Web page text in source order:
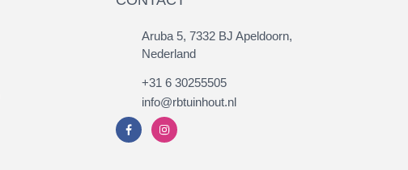
Aruba 5, 7332 BJ Apeldoorn,
Nederland
+31 6 30255505
info@rbtuinhout.nl